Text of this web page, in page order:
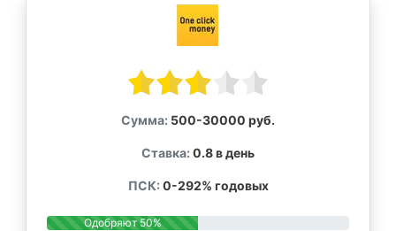
Сумма: 500-30000 руб.
Ставка: 0.8 в день
ПСК: 0-292% годовых
Одобряют 50%